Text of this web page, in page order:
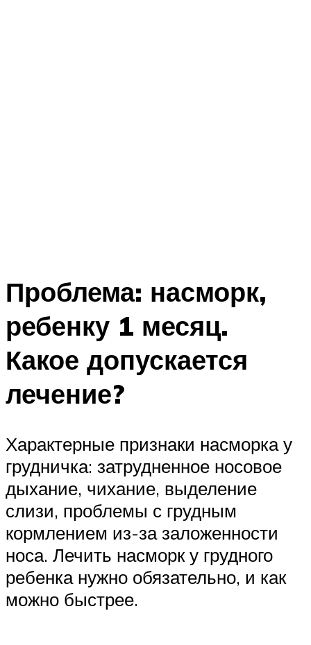
Проблема: насморк,
ребенку 1 месяц.
Какое допускается
лечение?
Характерные признаки насморка у
грудничка: затрудненное носовое
дыхание, чихание, выделение
слизи, проблемы с грудным
кормлением из-за заложенности
носа. Лечить насморк у грудного
ребенка нужно обязательно, и как
можно быстрее.